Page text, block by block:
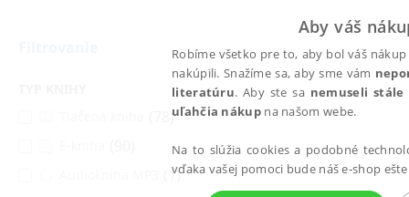
Stavebníctvo a architektúra
Architektúra
(78)
(1)
Aby váš
Robíme všetko pre to, aby bol váš
nakúpili. Snažíme sa, aby sme vám
literatúru. Aby ste sa nemuseli
uľahčia nákupna našom webe.
Na to slúžia cookies a podobné
vďaka vašej pomoci bude náš e-shop